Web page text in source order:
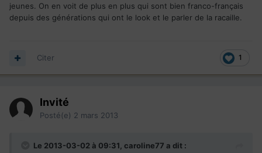
jeunes. On en voit de plus en plus qui sont bien franco-français
depuis des générations qui ont le look et le parler de la racaille.
1
Citer
Invité
Posté(e) 2 mars 2013
Le 2013-03-02 à 09:31, caroline77 a dit :